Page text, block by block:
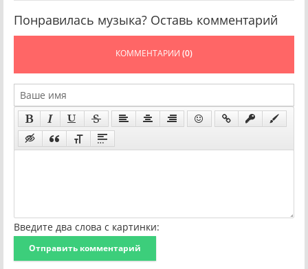
Понравилась музыка? Оставь комментарий
КОММЕНТАРИИ (0)
Введите два слова с картинки:
Отправить комментарий